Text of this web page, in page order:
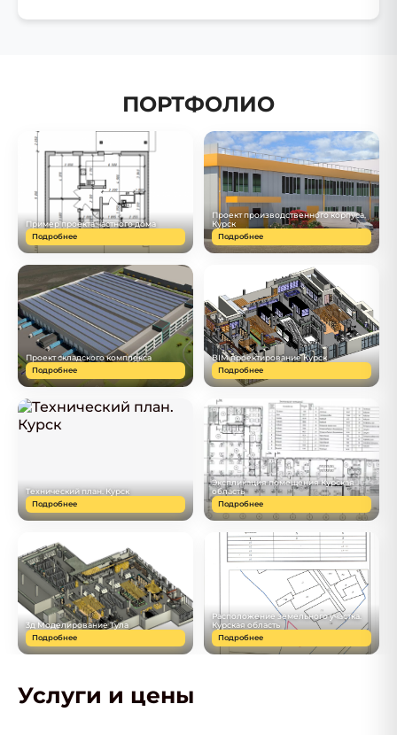
ПОРТФОЛИО
Пример проекта частного дома
Подробнее
Проект производственного корпуса,
Курск
Подробнее
Проект складского комплекса
Подробнее
BIM проектирование Курск
Подробнее
Технический план. Курск
Подробнее
Экспликация помещения Курская
область
Подробнее
3д Моделирование Тула
Подробнее
Расположение земельного участка.
Курская область
Подробнее
Услуги и цены